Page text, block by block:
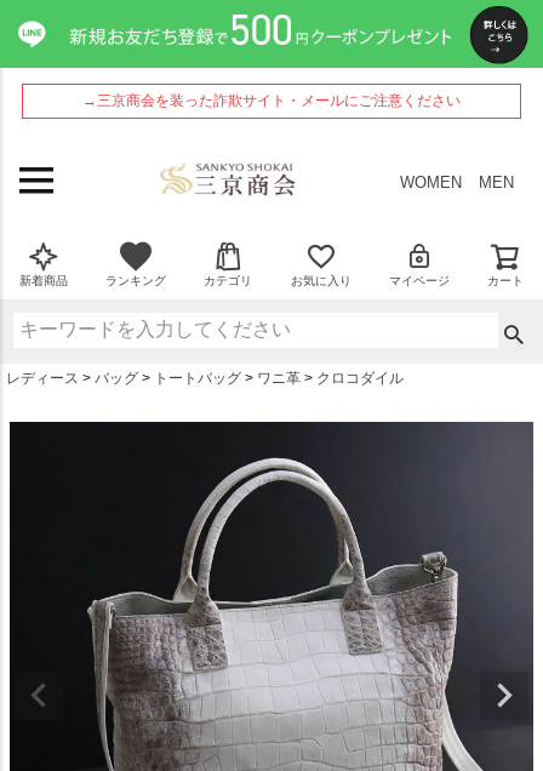
→三京商会を装った詐欺サイト・メールにご注意ください
WOMEN MEN
新着商品 ランキング カテゴリ お気に入り マイページ カート
レディース バッグ トートバッグ ワニ革 クロコダイル
ペー
ジト
ップ
へ